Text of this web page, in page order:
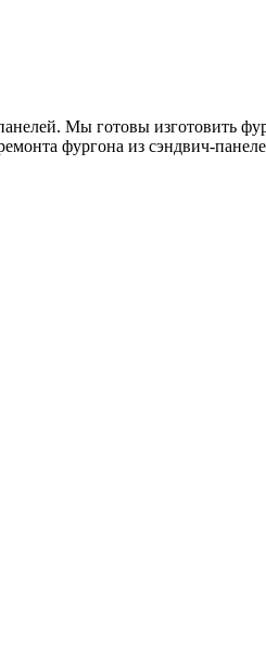
Мы готовы изготовить
фургона из сэндвич-